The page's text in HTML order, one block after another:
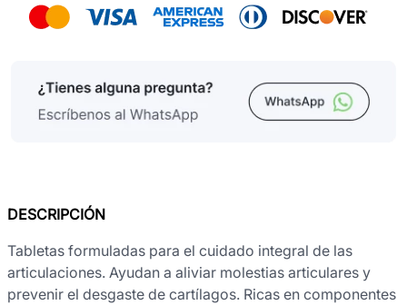
DESCRIPCIÓN
Tabletas formuladas para el cuidado integral de las
articulaciones. Ayudan a aliviar molestias articulares y
prevenir el desgaste de cartílagos. Ricas en componentes